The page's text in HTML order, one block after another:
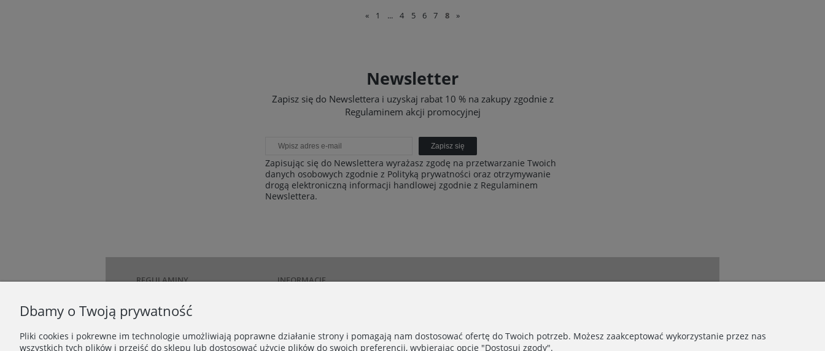
« 1 ... 4 5 6 7 8 »
Newsletter
Zapisz się do Newslettera i uzyskaj rabat 10 % na zakupy zgodnie z
Regulaminem akcji promocyjnej
Zapisz się
Zapisując się do Newslettera wyrażasz zgodę na przetwarzanie Twoich
danych osobowych zgodnie z Polityką prywatności oraz otrzymywanie
drogą elektroniczną informacji handlowej zgodnie z Regulaminem
Newslettera.
REGULAMINY
Regulamin Newslettera
Regulamin zamieszczania opinii
INFORMACJE
Kontakt
Dbamy o Twoją prywatność
Pliki cookies i pokrewne im technologie umożliwiają poprawne działanie strony i pomagają nam dostosować ofertę do Twoich potrzeb. Możesz zaakceptować wykorzystanie przez nas
wszystkich tych plików i przejść do sklepu lub dostosować użycie plików do swoich preferencji, wybierając opcję "Dostosuj zgody".